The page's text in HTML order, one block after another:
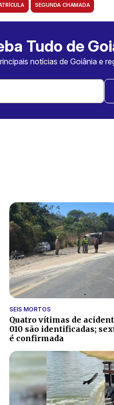
SEGUNDA CHAMADA
Tudo de
notícias de Goiânia e
SEIS MORTOS
Quatro vítimas de
010 são identificadas;
é confirmada